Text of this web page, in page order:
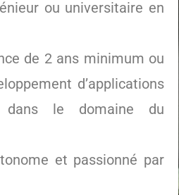
ou universitaire en
de 2 ans minimum ou
d’applications
dans le domaine du
et passionné par